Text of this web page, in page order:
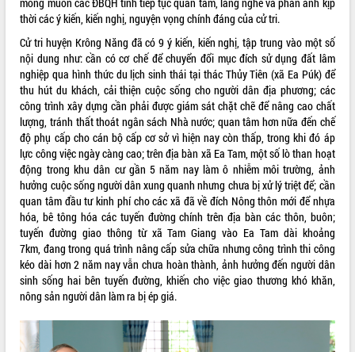
VIDEO
Không có file video nào để phát.
ALBUM ẢNH
LIÊN KẾT WEB
thời các ý kiến, kiến nghị, nguyện vọng chính đáng của cử tri.
Cử tri huyện Krông Năng đã có 9 ý kiến, kiến nghị, tập trung vào một số
nội dung như: cần có cơ chế để chuyển đổi mục đích sử dụng đất lâm
nghiệp qua hình thức du lịch sinh thái tại thác Thủy Tiên (xã Ea Púk) để
thu hút du khách, cải thiện cuộc sống cho người dân địa phương; các
công trình xây dựng cần phải được giám sát chặt chẽ để nâng cao chất
lượng, tránh thất thoát ngân sách Nhà nước; quan tâm hơn nữa đến chế
độ phụ cấp cho cán bộ cấp cơ sở vì hiện nay còn thấp, trong khi đó áp
lực công việc ngày càng cao; trên địa bàn xã Ea Tam, một số lò than hoạt
động trong khu dân cư gần 5 năm nay làm ô nhiễm môi trường, ảnh
hưởng cuộc sống người dân xung quanh nhưng chưa bị xử lý triệt để; cần
quan tâm đầu tư kinh phí cho các xã đã về đích Nông thôn mới để nhựa
hóa, bê tông hóa các tuyến đường chính trên địa bàn các thôn, buôn;
tuyến đường giao thông từ xã Tam Giang vào Ea Tam dài khoảng
7km, đang trong quá trình nâng cấp sửa chữa nhưng công trình thi công
kéo dài hơn 2 năm nay vẫn chưa hoàn thành, ảnh hưởng đến người dân
sinh sống hai bên tuyến đường, khiến cho việc giao thương khó khăn,
nông sản người dân làm ra bị ép giá.